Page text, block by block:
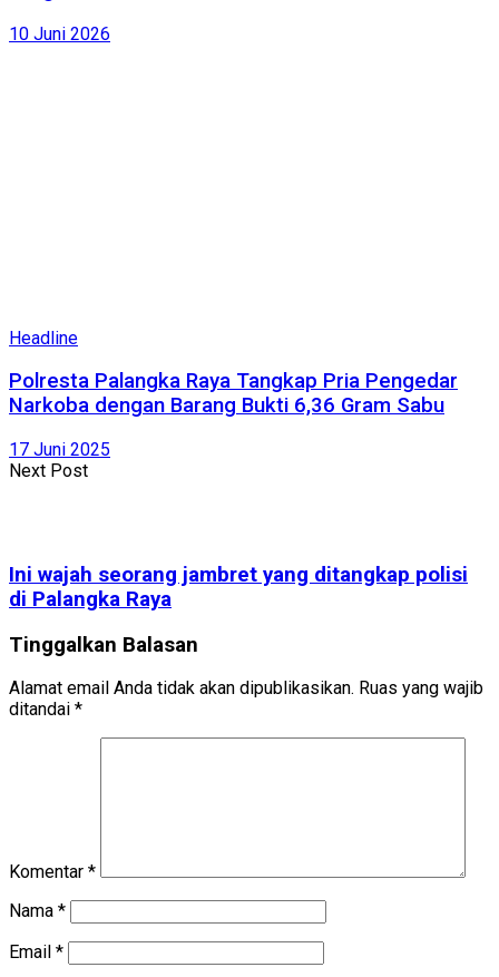
10 Juni 2026
Headline
Polresta Palangka Raya Tangkap Pria Pengedar
Narkoba dengan Barang Bukti 6,36 Gram Sabu
17 Juni 2025
Next Post
Ini wajah seorang jambret yang ditangkap polisi
di Palangka Raya
Tinggalkan Balasan
Alamat email Anda tidak akan dipublikasikan. Ruas yang wajib
ditandai *
Komentar *
Nama *
Email *